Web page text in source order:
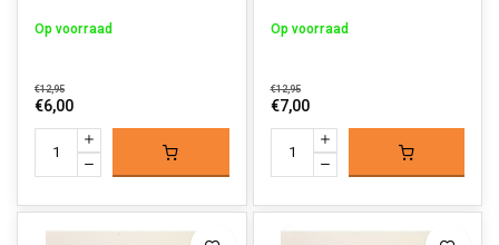
Op voorraad
€12,95
€6,00
Op voorraad
€12,95
€7,00